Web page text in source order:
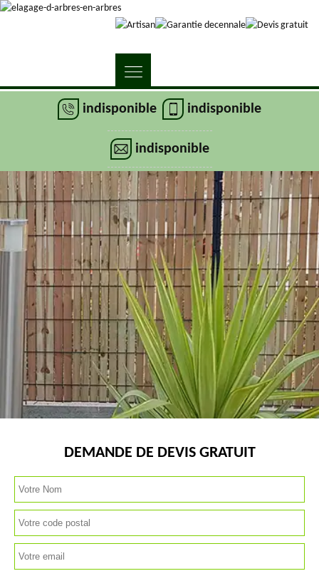
indisponible indisponible
indisponible
DEMANDE DE DEVIS GRATUIT